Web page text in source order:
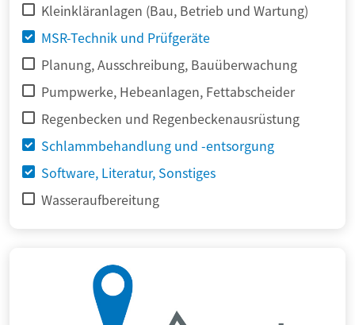
Kleinkläranlagen (Bau, Betrieb und Wartung)
MSR-Technik und Prüfgeräte
Planung, Ausschreibung, Bauüberwachung
Pumpwerke, Hebeanlagen, Fettabscheider
Regenbecken und Regenbeckenausrüstung
Schlammbehandlung und -entsorgung
Software, Literatur, Sonstiges
Wasseraufbereitung